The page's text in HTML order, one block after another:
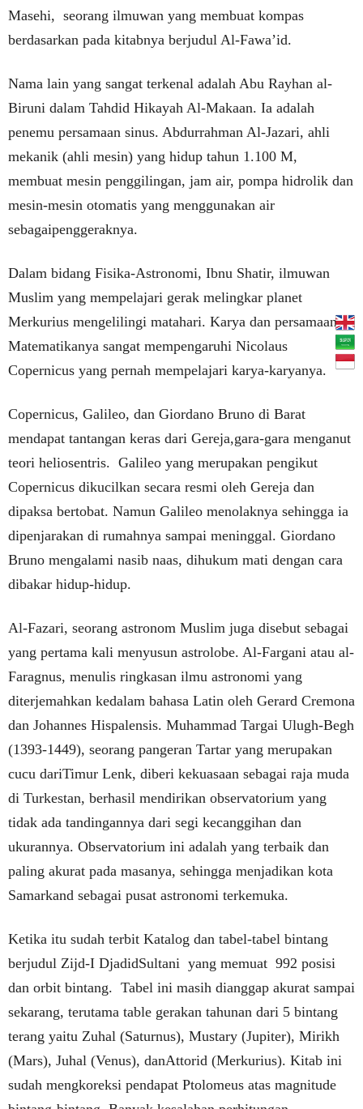
Masehi, seorang ilmuwan yang membuat kompas
berdasarkan pada kitabnya berjudul Al-Fawa’id.
Nama lain yang sangat terkenal adalah Abu Rayhan al-
Biruni dalam Tahdid Hikayah Al-Makaan. Ia adalah
penemu persamaan sinus. Abdurrahman Al-Jazari, ahli
mekanik (ahli mesin) yang hidup tahun 1.100 M,
membuat mesin penggilingan, jam air, pompa hidrolik dan
mesin-mesin otomatis yang menggunakan air
sebagaipenggeraknya.
Dalam bidang Fisika-Astronomi, Ibnu Shatir, ilmuwan
Muslim yang mempelajari gerak melingkar planet
Merkurius mengelilingi matahari. Karya dan persamaan
Matematikanya sangat mempengaruhi Nicolaus
Copernicus yang pernah mempelajari karya-karyanya.
Copernicus, Galileo, dan Giordano Bruno di Barat
mendapat tantangan keras dari Gereja,gara-gara menganut
teori heliosentris. Galileo yang merupakan pengikut
Copernicus dikucilkan secara resmi oleh Gereja dan
dipaksa bertobat. Namun Galileo menolaknya sehingga ia
dipenjarakan di rumahnya sampai meninggal. Giordano
Bruno mengalami nasib naas, dihukum mati dengan cara
dibakar hidup-hidup.
Al-Fazari, seorang astronom Muslim juga disebut sebagai
yang pertama kali menyusun astrolobe. Al-Fargani atau al-
Faragnus, menulis ringkasan ilmu astronomi yang
diterjemahkan kedalam bahasa Latin oleh Gerard Cremona
dan Johannes Hispalensis. Muhammad Targai Ulugh-Begh
(1393-1449), seorang pangeran Tartar yang merupakan
cucu dariTimur Lenk, diberi kekuasaan sebagai raja muda
di Turkestan, berhasil mendirikan observatorium yang
tidak ada tandingannya dari segi kecanggihan dan
ukurannya. Observatorium ini adalah yang terbaik dan
paling akurat pada masanya, sehingga menjadikan kota
Samarkand sebagai pusat astronomi terkemuka.
Ketika itu sudah terbit Katalog dan tabel-tabel bintang
berjudul Zijd-I DjadidSultani yang memuat 992 posisi
dan orbit bintang. Tabel ini masih dianggap akurat sampai
sekarang, terutama table gerakan tahunan dari 5 bintang
terang yaitu Zuhal (Saturnus), Mustary (Jupiter), Mirikh
(Mars), Juhal (Venus), danAttorid (Merkurius). Kitab ini
sudah mengkoreksi pendapat Ptolomeus atas magnitude